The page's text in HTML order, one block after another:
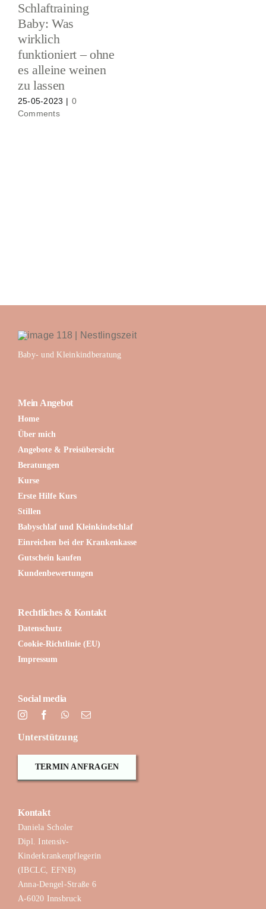
Schlaftraining
Baby: Was
wirklich
funktioniert – ohne
es alleine weinen
zu lassen
25-05-2023 | 0
Comments
Baby- und Kleinkindberatung
Mein Angebot
Home
Über mich
Angebote & Preisübersicht
Beratungen
Kurse
Erste Hilfe Kurs
Stillen
Babyschlaf und Kleinkindschlaf
Einreichen bei der Krankenkasse
Gutschein kaufen
Kundenbewertungen
Rechtliches & Kontakt
Datenschutz
Cookie-Richtlinie (EU)
Impressum
Social media
Unterstützung
TERMIN ANFRAGEN
Kontakt
Daniela Scholer
Dipl. Intensiv-
Kinderkrankenpflegerin
(IBCLC, EFNB)
Anna-Dengel-Straße 6
A-6020 Innsbruck